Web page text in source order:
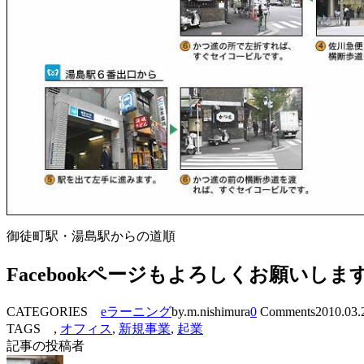
御徒町駅・湯島駅からの道順
Facebookページもよろしくお願いしま
CATEGORIES eラーニングby.m.nishimura0 Comments
TAGS , オフィス, 新規事業, 起業
記事の投稿者